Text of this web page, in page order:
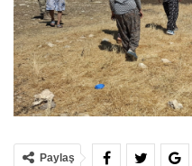
Paylaş